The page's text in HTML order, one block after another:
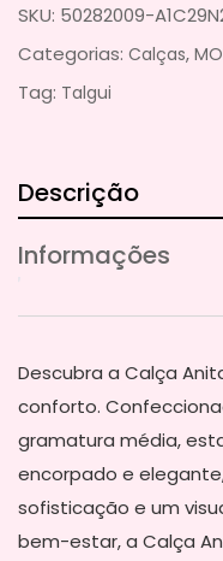
SKU: 50282009-
Categorias: Calças,
Tag: Talgui
Descrição
Informações
Descubra a Calça
conforto.
gramatura média,
encorpado e
sofisticação e um
bem-estar, a Calça